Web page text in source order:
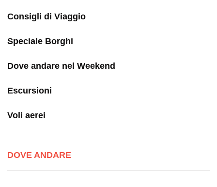
Consigli di Viaggio
Speciale Borghi
Dove andare nel Weekend
Escursioni
Voli aerei
DOVE ANDARE